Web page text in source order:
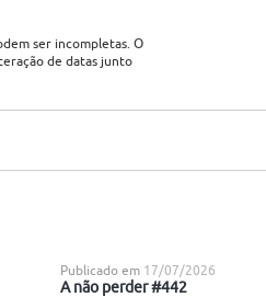
ser incompletas. O
de datas junto
Publicado em 17/07/2026
A não perder #442